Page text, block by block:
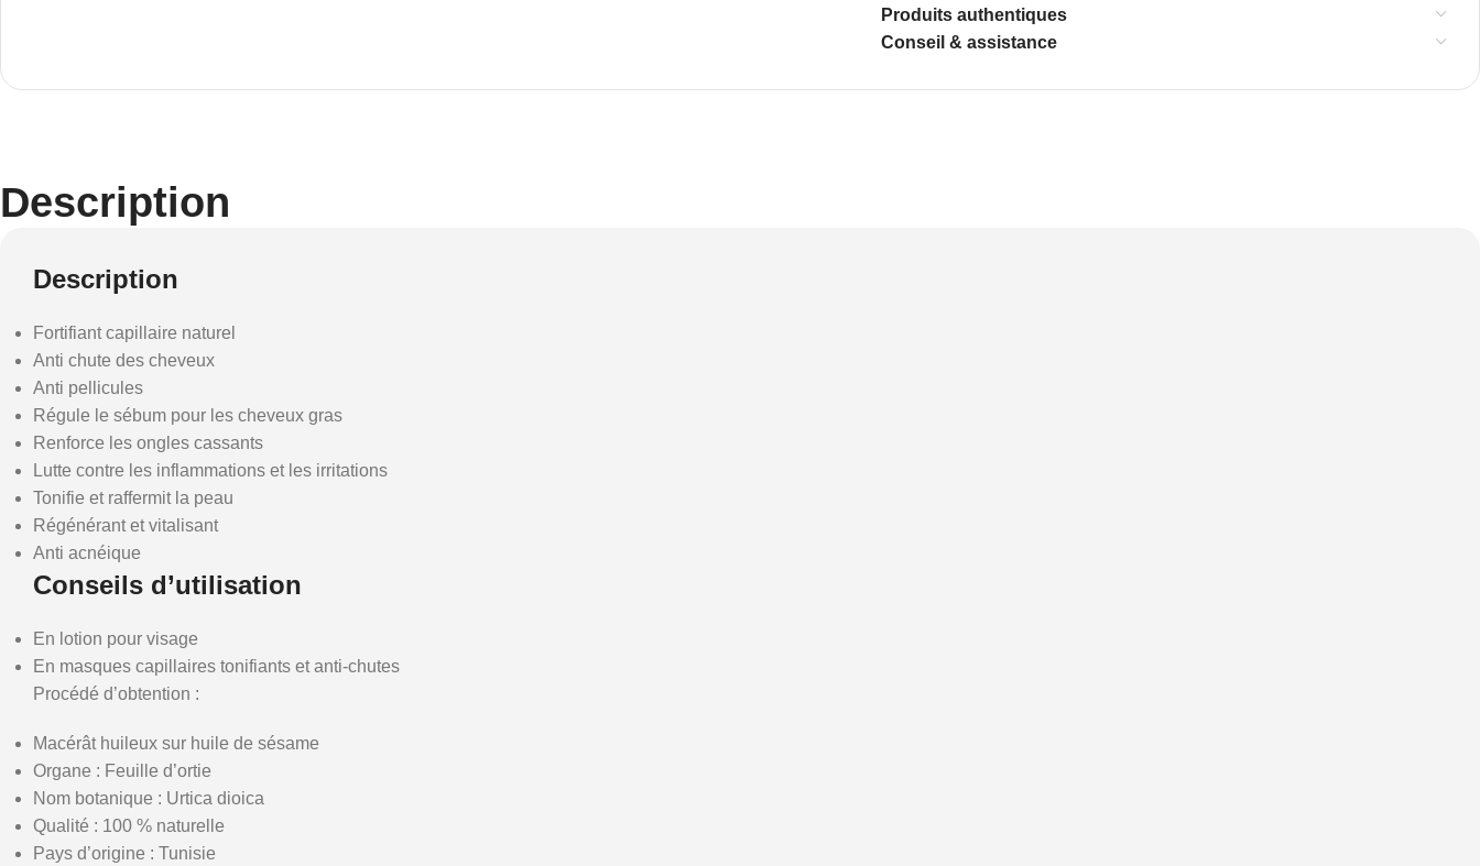
Produits authentiques
Conseil & assistance
Description
Description
Fortifiant capillaire naturel
Anti chute des cheveux
Anti pellicules
Régule le sébum pour les cheveux gras
Renforce les ongles cassants
Lutte contre les inflammations et les irritations
Tonifie et raffermit la peau
Régénérant et vitalisant
Anti acnéique
Conseils d’utilisation
En lotion pour visage
En masques capillaires tonifiants et anti-chutes
Procédé d’obtention :
Macérât huileux sur huile de sésame
Organe : Feuille d’ortie
Nom botanique : Urtica dioica
Qualité : 100 % naturelle
Pays d’origine : Tunisie